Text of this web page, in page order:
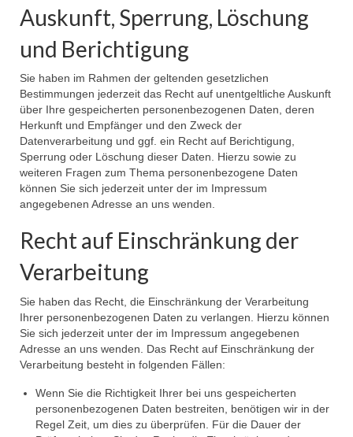
Auskunft, Sperrung, Löschung
und Berichtigung
Sie haben im Rahmen der geltenden gesetzlichen
Bestimmungen jederzeit das Recht auf unentgeltliche Auskunft
über Ihre gespeicherten personenbezogenen Daten, deren
Herkunft und Empfänger und den Zweck der
Datenverarbeitung und ggf. ein Recht auf Berichtigung,
Sperrung oder Löschung dieser Daten. Hierzu sowie zu
weiteren Fragen zum Thema personenbezogene Daten
können Sie sich jederzeit unter der im Impressum
angegebenen Adresse an uns wenden.
Recht auf Einschränkung der
Verarbeitung
Sie haben das Recht, die Einschränkung der Verarbeitung
Ihrer personenbezogenen Daten zu verlangen. Hierzu können
Sie sich jederzeit unter der im Impressum angegebenen
Adresse an uns wenden. Das Recht auf Einschränkung der
Verarbeitung besteht in folgenden Fällen:
Wenn Sie die Richtigkeit Ihrer bei uns gespeicherten
personenbezogenen Daten bestreiten, benötigen wir in der
Regel Zeit, um dies zu überprüfen. Für die Dauer der